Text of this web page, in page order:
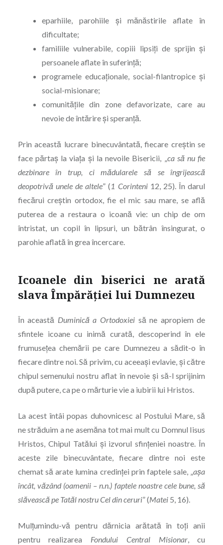
eparhiile, parohiile și mănăstirile aflate în
dificultate;
familiile vulnerabile, copiii lipsiți de sprijin și
persoanele aflate în suferință;
programele educaționale, social-filantropice și
social-misionare;
comunitățile din zone defavorizate, care au
nevoie de întărire și speranță.
Prin această lucrare binecuvântată, fiecare creștin se
face părtaş la viața și la nevoile Bisericii, „ca să nu fie
dezbinare în trup, ci mădularele să se îngrijească
deopotrivă unele de altele” (1 Corinteni 12, 25). În darul
fiecărui creștin ortodox, fie el mic sau mare, se află
puterea de a restaura o icoană vie: un chip de om
întristat, un copil în lipsuri, un bătrân însingurat, o
parohie aflată în grea încercare.
Icoanele din biserici ne arată
slava Împărăției lui Dumnezeu
În această Duminică a Ortodoxiei să ne apropiem de
sfintele icoane cu inimă curată, descoperind în ele
frumusețea chemării pe care Dumnezeu a sădit-o în
fiecare dintre noi. Să privim, cu aceeași ­evlavie, și către
chipul semenului nostru aflat în nevoie și să-l sprijinim
după putere, ca pe o mărturie vie a iubirii lui Hristos.
La acest întâi popas duhovnicesc al Postului Mare, să
ne străduim a ne asemăna tot mai mult cu Domnul Iisus
Hristos, Chipul Tatălui și izvorul sfințeniei noastre. În
aceste zile binecuvântate, fiecare dintre noi este
chemat să arate lumina credinței prin faptele sale, „așa
încât, văzând ­ (oamenii – n.n.) faptele noastre cele bune, să
slăvească pe Tatăl nostru Cel din ceruri” (Matei 5, 16).
Mulțumindu-vă pentru dărnicia arătată în toți anii
pentru realizarea Fondului Central Misionar, cu